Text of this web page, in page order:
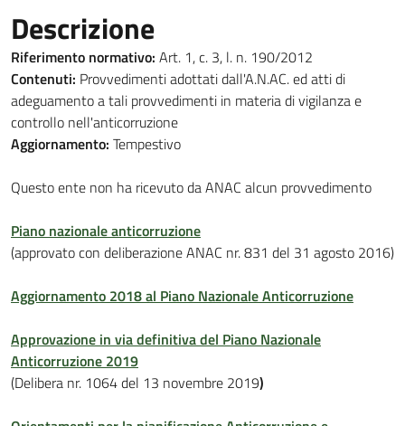
Descrizione
Riferimento normativo: Art. 1, c. 3, l. n. 190/2012
Contenuti: Provvedimenti adottati dall'A.N.AC. ed atti di
adeguamento a tali provvedimenti in materia di vigilanza e
controllo nell'anticorruzione
Aggiornamento: Tempestivo
Questo ente non ha ricevuto da ANAC alcun provvedimento
Piano nazionale anticorruzione
(approvato con deliberazione ANAC nr. 831 del 31 agosto 2016)
Aggiornamento 2018 al Piano Nazionale Anticorruzione
Approvazione in via definitiva del Piano Nazionale
Anticorruzione 2019
(Delibera nr. 1064 del 13 novembre 2019)